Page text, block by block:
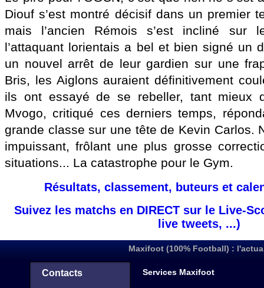
Diouf s’est montré décisif dans un premier
mais l’ancien Rémois s’est incliné
l’attaquant lorientais a bel et bien signé un
un nouvel arrêt de leur gardien sur une
Bris, les Aiglons auraient définitivement
ils ont essayé de se rebeller, tant mieux
Mvogo, critiqué ces derniers temps,
grande classe sur une tête de Kevin Carlos.
impuissant, frôlant une plus grosse
situations... La catastrophe pour le Gym.
Résultats, classement, buteurs et
Suivez les matchs en DIRECT sur le Live-
live tweets, ...)
Maxifoot (100% Football) :
Contacts Services Maxifoot